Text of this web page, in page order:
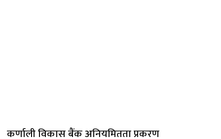
कर्णाली विकास बैंक अनियमितता प्रकरण